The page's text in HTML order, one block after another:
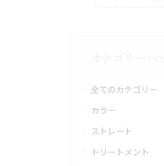
全てのカテゴリー
カラー
ストレート
トリートメント